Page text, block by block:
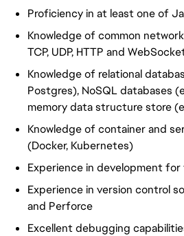
Proficiency in at least one of
Knowledge of common
TCP, UDP, HTTP and
Knowledge of relational
Postgres), NoSQL databases
memory data structure store
Knowledge of container and
(Docker, Kubernetes)
Experience in development
Experience in version control
and Perforce
Excellent debugging